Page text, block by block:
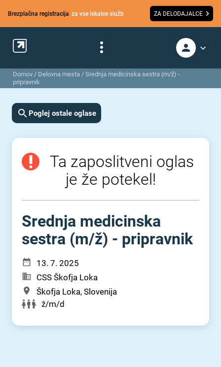
Brezplačna registracija za vse iskalce služb ZA DELODAJALCE
Domov / Delovna mesta / Srednja medicinska sestra (m/ž) -
pripravnik
Poglej ostale oglase
Ta zaposlitveni oglas
je že potekel!
Srednja medicinska
sestra (m⁠/⁠ž) - pripravnik
13. 7. 2025
CSS Škofja Loka
Škofja Loka, Slovenija
ž/m/d